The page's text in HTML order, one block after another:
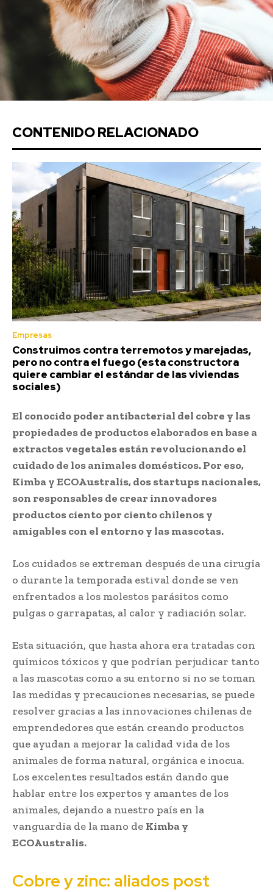
CONTENIDO RELACIONADO
Empresas
Construimos contra terremotos y marejadas,
pero no contra el fuego (esta constructora
quiere cambiar el estándar de las viviendas
sociales)
El conocido poder antibacterial del cobre y las
propiedades de productos elaborados en base a
extractos vegetales están revolucionando el
cuidado de los animales domésticos. Por eso,
Kimba y ECOAustralis, dos startups nacionales,
son responsables de crear innovadores
productos ciento por ciento chilenos y
amigables con el entorno y las mascotas.
Los cuidados se extreman después de una cirugía
o durante la temporada estival donde se ven
enfrentados a los molestos parásitos como
pulgas o garrapatas, al calor y radiación solar.
Esta situación, que hasta ahora era tratadas con
químicos tóxicos y que podrían perjudicar tanto
a las mascotas como a su entorno si no se toman
las medidas y precauciones necesarias, se puede
resolver gracias a las innovaciones chilenas de
emprendedores que están creando productos
que ayudan a mejorar la calidad vida de los
animales de forma natural, orgánica e inocua.
Los excelentes resultados están dando que
hablar entre los expertos y amantes de los
animales, dejando a nuestro país en la
vanguardia de la mano de Kimba y
ECOAustralis.
Cobre y zinc: aliados post